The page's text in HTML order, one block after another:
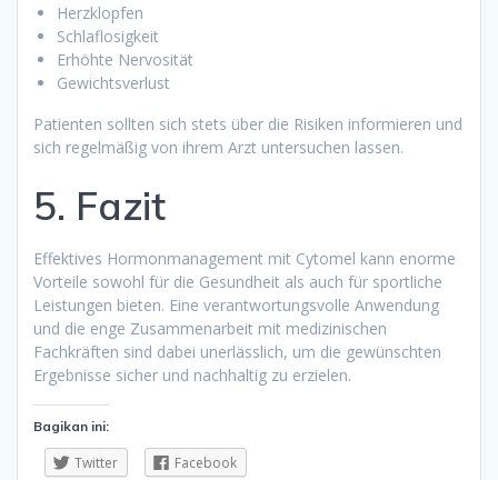
Herzklopfen
Schlaflosigkeit
Erhöhte Nervosität
Gewichtsverlust
Patienten sollten sich stets über die Risiken informieren und
sich regelmäßig von ihrem Arzt untersuchen lassen.
5. Fazit
Effektives Hormonmanagement mit Cytomel kann enorme
Vorteile sowohl für die Gesundheit als auch für sportliche
Leistungen bieten. Eine verantwortungsvolle Anwendung
und die enge Zusammenarbeit mit medizinischen
Fachkräften sind dabei unerlässlich, um die gewünschten
Ergebnisse sicher und nachhaltig zu erzielen.
Bagikan ini:
Twitter Facebook